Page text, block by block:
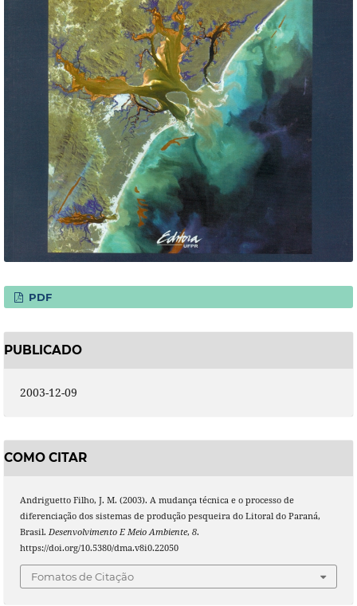
PDF
PUBLICADO
2003-12-09
COMO CITAR
Andriguetto Filho, J. M. (2003). A mudança técnica e o processo de
diferenciação dos sistemas de produção pesqueira do Litoral do Paraná,
Brasil. Desenvolvimento E Meio Ambiente, 8.
https://doi.org/10.5380/dma.v8i0.22050
Fomatos de Citação